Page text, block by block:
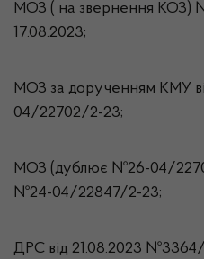
МОЗ ( на звернення КОЗ)
17.08.2023;
МОЗ за дорученням КМУ
04/22702/2-23;
МОЗ (дублює №26-04/
№24-04/22847/2-23;
ДРС від 21.08.2023